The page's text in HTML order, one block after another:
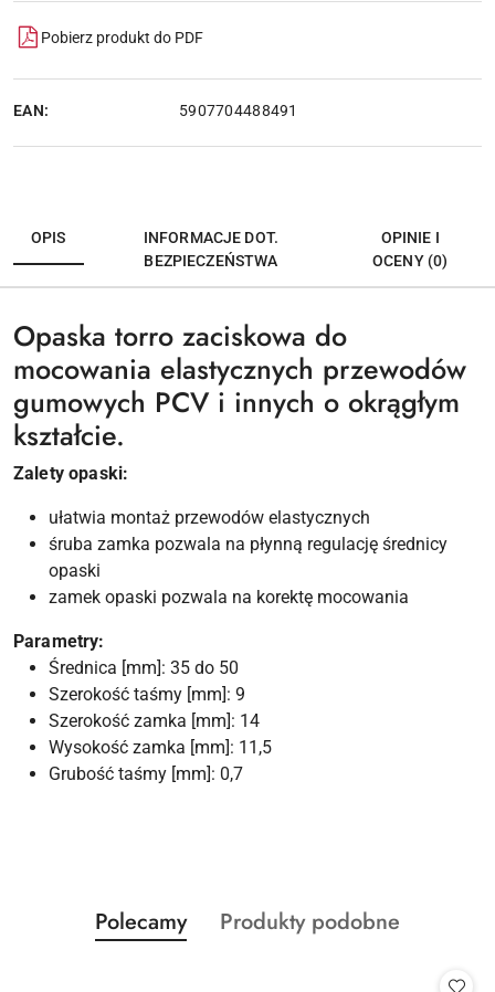
Pobierz produkt do PDF
EAN: 5907704488491
OPIS
INFORMACJE DOT.
BEZPIECZEŃSTWA
OPINIE I
OCENY (0)
Opaska torro zaciskowa do
mocowania elastycznych przewodów
gumowych PCVi innych o okrągłym
kształcie.
Zalety opaski:
ułatwia montaż przewodów elastycznych
śruba zamka pozwala na płynną regulację średnicy
opaski
zamek opaski pozwala na korektę mocowania
Parametry:
Średnica [mm]: 35 do 50
Szerokość taśmy [mm]: 9
Szerokość zamka [mm]: 14
Wysokość zamka [mm]: 11,5
Grubość taśmy [mm]: 0,7
Pomiń karuzelę produktów
Produkty
o
Polecamy
Produkty
Produkty podobne